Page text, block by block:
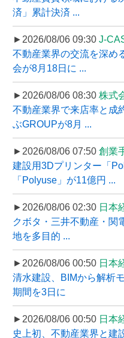
済」累計決済 ...
►2026/08/06 09:30 J-
不動産業界の交流を深め
会が8月18日に ...
►2026/08/06 08:30 株式
不動産業界で来店率と成
ぶGROUPが8月 ...
►2026/08/06 07:50 創業
建設用3Dプリンター「
「Polyuse」が11億円 ...
►2026/08/06 02:30 日本
クボタ・三井不動産・関
地を多目的 ...
►2026/08/06 00:50 日本
清水建設、BIMから解析
期間を3日に
►2026/08/06 00:50 日本
史上初、不動産業界と建